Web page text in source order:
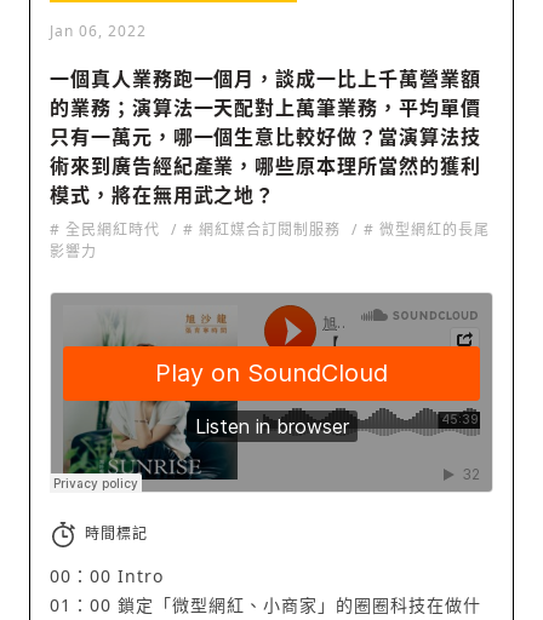
Jan 06, 2022
一個真人業務跑一個月，談成一比上千萬營業額
的業務；演算法一天配對上萬筆業務，平均單價
只有一萬元，哪一個生意比較好做？當演算法技
術來到廣告經紀產業，哪些原本理所當然的獲利
模式，將在無用武之地？
# 全民網紅時代 # 網紅媒合訂閱制服務
# 微型網紅的長尾
影響力
時間標記
00：00 Intro
01：00 鎖定「微型網紅、小商家」的圈圈科技在做什